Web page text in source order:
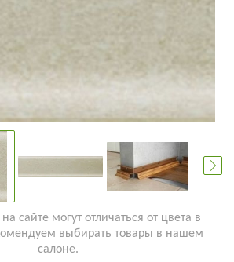
сайте могут отличаться от цвета в
выбирать товары в нашем
салоне.